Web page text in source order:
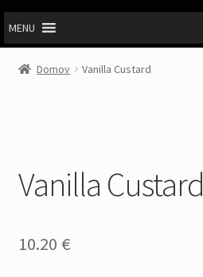
MENU
Domov Vanilla Custard
Vanilla Custard
10.20 €